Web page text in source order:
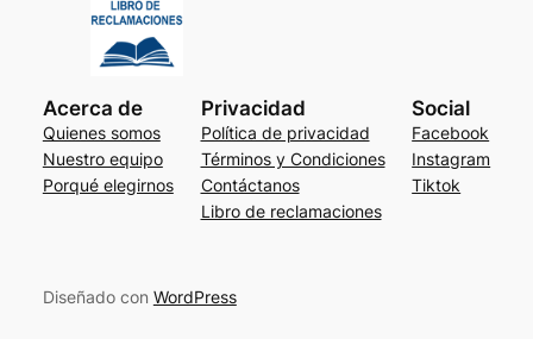
Acerca de
Quienes somos
Nuestro equipo
Porqué elegirnos
Privacidad
Política de privacidad
Términos y Condiciones
Contáctanos
Libro de reclamaciones
Social
Facebook
Instagram
Tiktok
Diseñado con WordPress